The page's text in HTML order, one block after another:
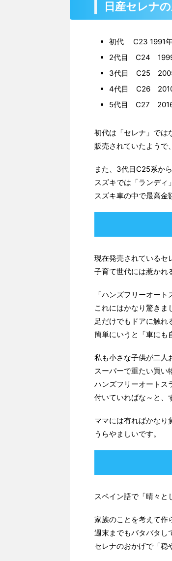
日産セレナ
初代 C23 1991
2代目 C24
3代目 C25
4代目 C26 2010
5代目 C27 2016
初代は「セレナ」では
販売されていたようで
また、3代目C25系か
スズキでは「ランディ
スズキ車の中で最高金
現在発売されているセ
子育て世代には惹かれ
「ハンズフリーオート
これにはかなり驚きま
足だけでもドアに触れ
簡単にいうと「車にも
私も小さな子供が二人
スーパーで重たい買い
ハンズフリーオートス
付いていればな～と、
ママには有ればかなり
うらやましいです。
スペイン語で「晴々と
家族のことを考えて作
週末までもバタバタし
セレナのおかげで「穏